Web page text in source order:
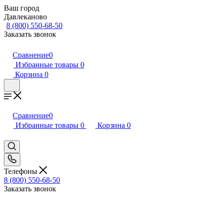
Ваш город
Давлеканово
8 (800) 550-68-50
Заказать звонок
Сравнение0
Избранные товары 0
Корзина 0
Сравнение0
Избранные товары 0 Корзина 0
Телефоны
8 (800) 550-68-50
Заказать звонок